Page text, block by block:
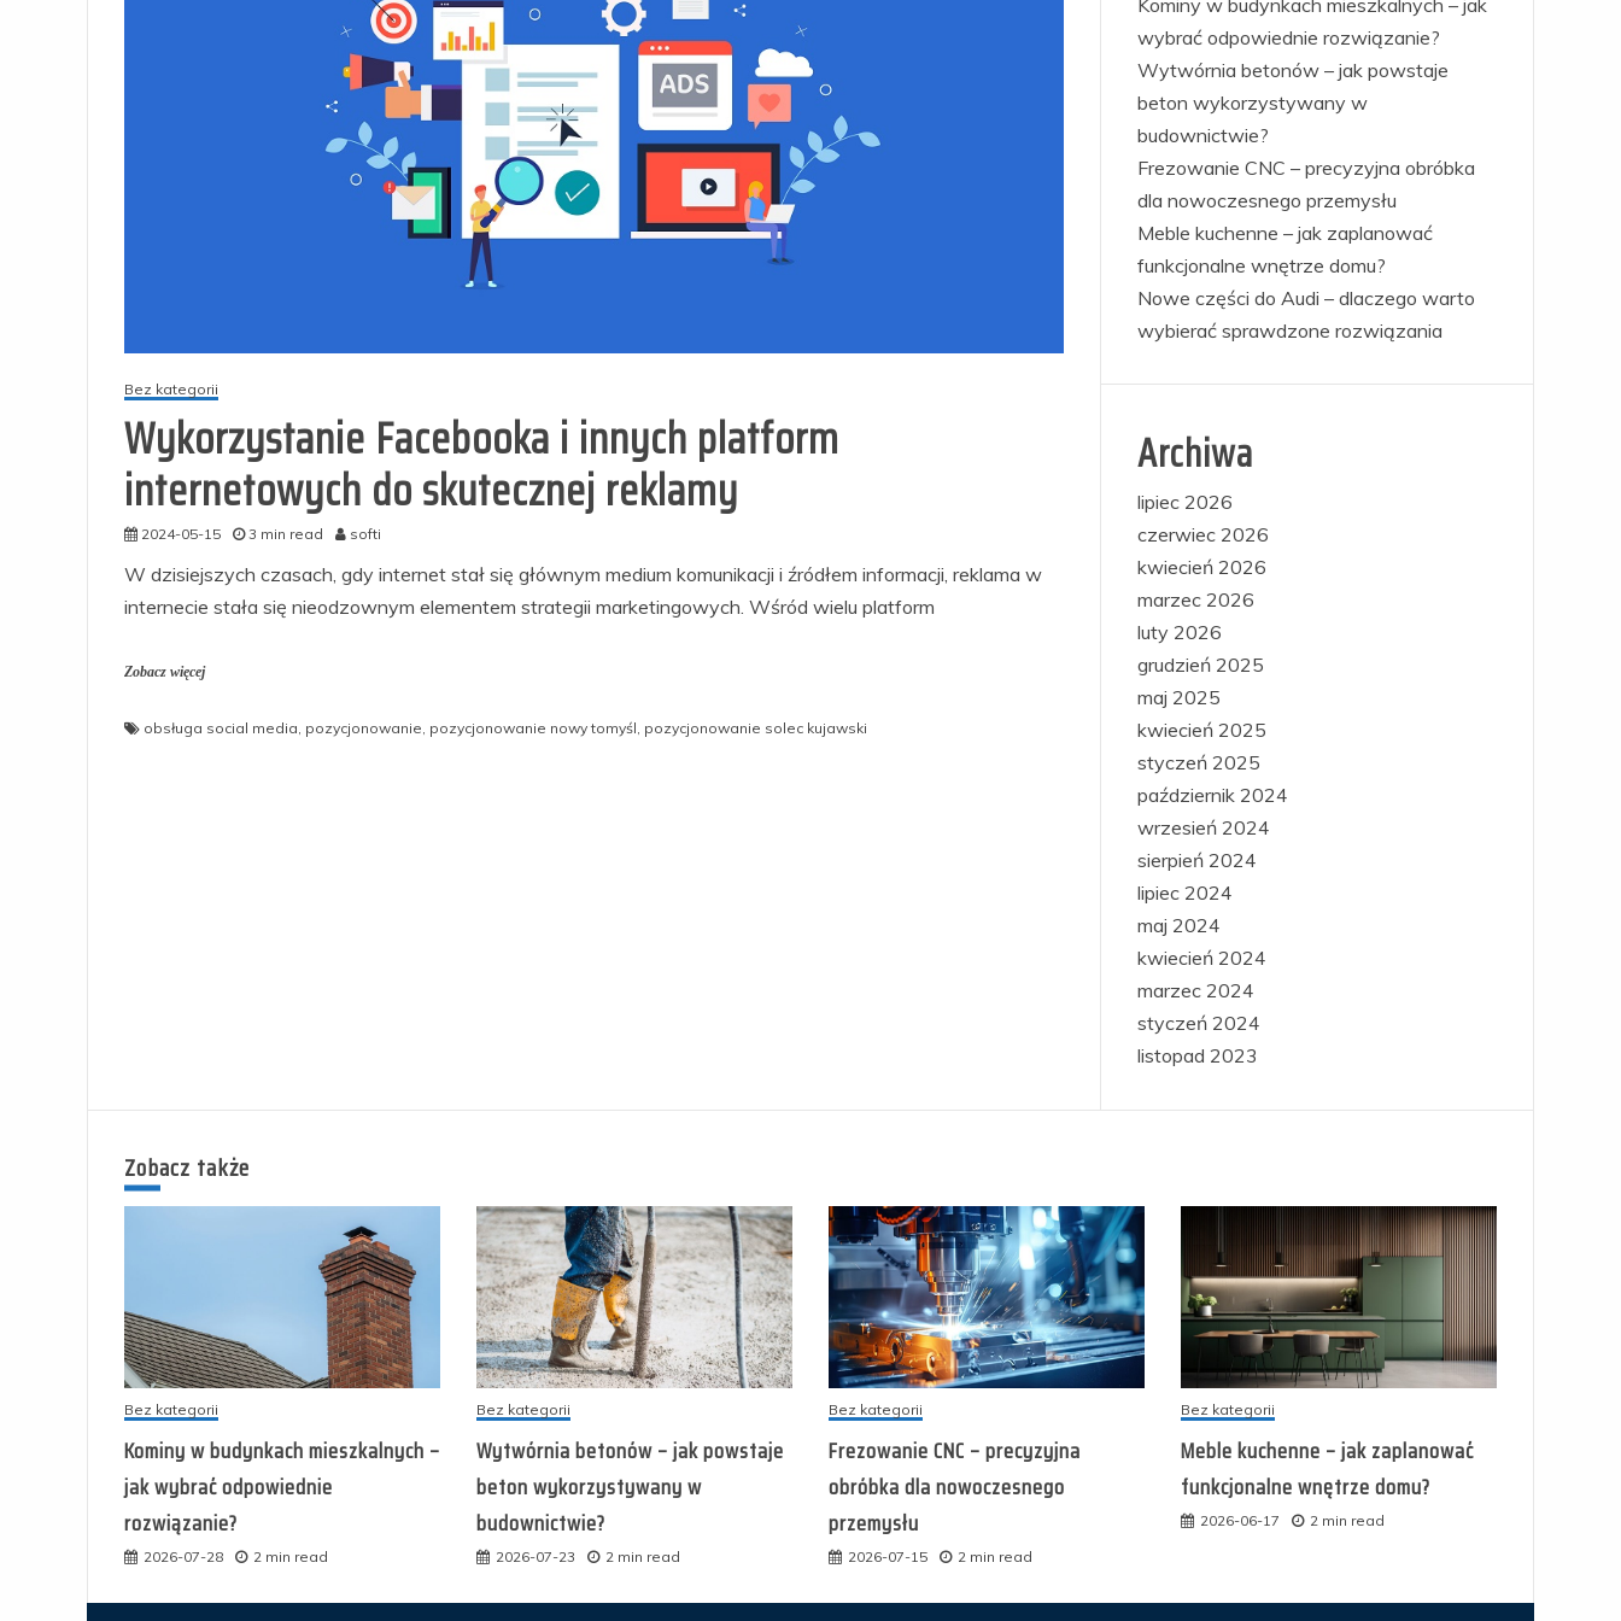
Bez kategorii
Wykorzystanie Facebooka i innych platform
internetowych do skutecznej reklamy
2024-05-15 3 min read softi
W dzisiejszych czasach, gdy internet stał się głównym medium komunikacji i źródłem informacji, reklama w
internecie stała się nieodzownym elementem strategii marketingowych. Wśród wielu platform
Zobacz więcej
obsługa social media, pozycjonowanie, pozycjonowanie nowy tomyśl, pozycjonowanie solec kujawski
Kominy w budynkach mieszkalnych – jak
wybrać odpowiednie rozwiązanie?
Wytwórnia betonów – jak powstaje
beton wykorzystywany w
budownictwie?
Frezowanie CNC – precyzyjna obróbka
dla nowoczesnego przemysłu
Meble kuchenne – jak zaplanować
funkcjonalne wnętrze domu?
Nowe części do Audi – dlaczego warto
wybierać sprawdzone rozwiązania
Archiwa
lipiec 2026
czerwiec 2026
kwiecień 2026
marzec 2026
luty 2026
grudzień 2025
maj 2025
kwiecień 2025
styczeń 2025
październik 2024
wrzesień 2024
sierpień 2024
lipiec 2024
maj 2024
kwiecień 2024
marzec 2024
styczeń 2024
listopad 2023
Zobacz także
Bez kategorii
Kominy w budynkach mieszkalnych –
jak wybrać odpowiednie
rozwiązanie?
2026-07-28 2 min read
Bez kategorii
Wytwórnia betonów – jak powstaje
beton wykorzystywany w
budownictwie?
2026-07-23 2 min read
Bez kategorii
Frezowanie CNC – precyzyjna
obróbka dla nowoczesnego
przemysłu
2026-07-15 2 min read
Bez kategorii
Meble kuchenne – jak zaplanować
funkcjonalne wnętrze domu?
2026-06-17 2 min read